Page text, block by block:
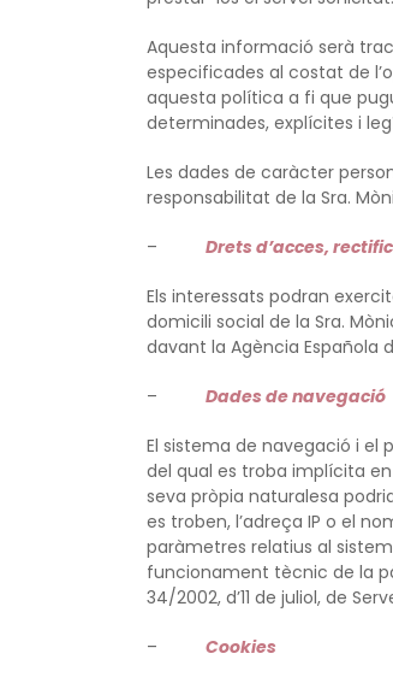
Aquesta informació serà
especificades al costat de
aquesta política a fi que
determinades, explícites i
Les dades de caràcter
responsabilitat de la Sra.
– Drets d’acces,
Els interessats podran
domicili social de la Sra.
davant la Agència Española
– Dades de navegació
El sistema de navegació i el
del qual es troba implícita
seva pròpia naturalesa
es troben, l’adreça IP o el
paràmetres relatius al
funcionament tècnic de la
34/2002, d’11 de juliol, de
– Cookies